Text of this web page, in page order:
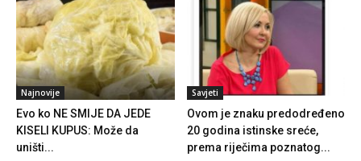
Najnovije
Evo ko NE SMIJE DA JEDE
KISELI KUPUS: Može da
uništi...
Savjeti
Ovom je znaku predodređeno
20 godina istinske sreće,
prema riječima poznatog...